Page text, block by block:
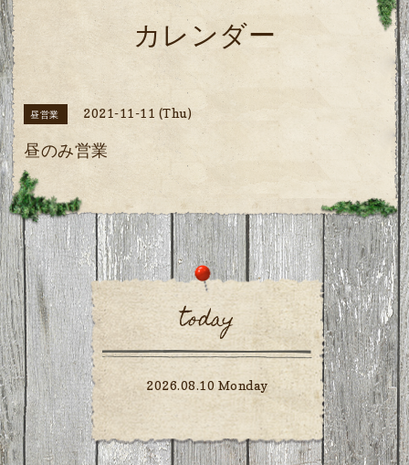
カレンダー
昼営業 2021-11-11 (Thu)
昼のみ営業
today
2026.08.10 Monday